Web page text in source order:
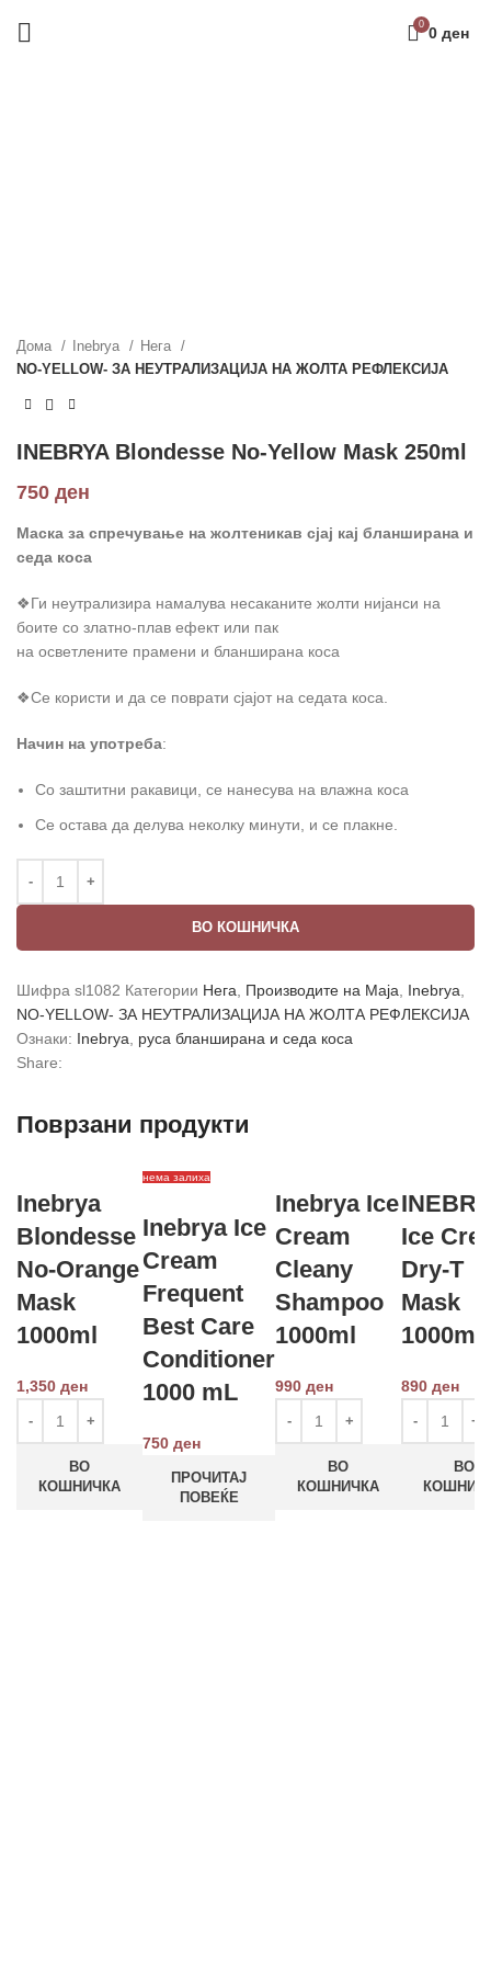
0 0 ден
Дома Inebrya
Нега
NO-YELLOW- ЗА НЕУТРАЛИЗАЦИЈА НА ЖОЛТА РЕФЛЕКСИЈА
INEBRYA Blondesse No-Yellow Mask 250ml
750 ден
Маска за спречување на жолтеникав сјај кај бланширана и
седа коса
❖Ги неутрализира намалува несаканите жолти нијанси на
боите со златно-плав ефект или пак
на осветлените прамени и бланширана коса
❖Се користи и да се поврати сјајот на седата коса.
Начин на употреба:
Со заштитни ракавици, се нанесува на влажна коса
Се остава да делува неколку минути, и се плакне.
ВО КОШНИЧКА
Шифра sl1082 Категории Нега Производите на Маја Inebrya
NO-YELLOW- ЗА НЕУТРАЛИЗАЦИЈА НА ЖОЛТА РЕФЛЕКСИЈА
Ознаки: Inebrya
руса бланширана и седа коса
Share:
Поврзани продукти
Inebrya
Blondesse
No-Orange
Mask
1000ml
1,350 ден
ВО
КОШНИЧКА
нема залиха
Inebrya Ice
Cream
Frequent
Best Care
Conditioner
1000 mL
750 ден
ПРОЧИТАЈ
ПОВЕЌЕ
Inebrya Ice
Cream
Cleany
Shampoo
1000ml
990 ден
ВО
КОШНИЧКА
Ice
Dry-T
Mask
1000ml
890 ден
ВО